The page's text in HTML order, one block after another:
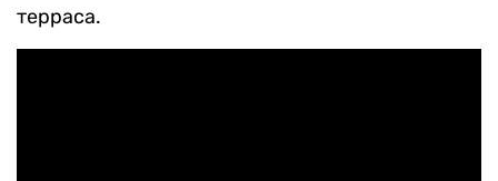
терраса.